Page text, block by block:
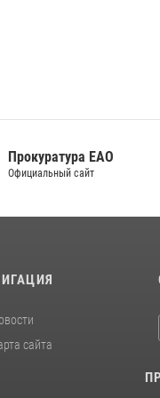
Прокуратура ЕАО
Официальный сайт
сайта